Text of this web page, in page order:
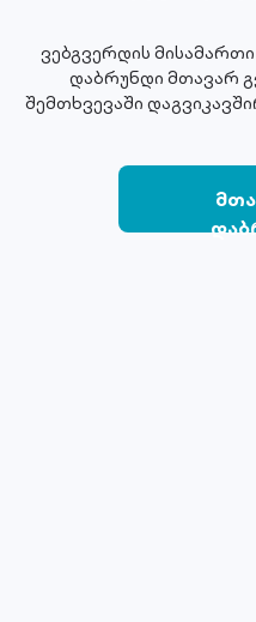
ვებგვერდის
დაბრუნდი მთავარ
შემთხვევაში